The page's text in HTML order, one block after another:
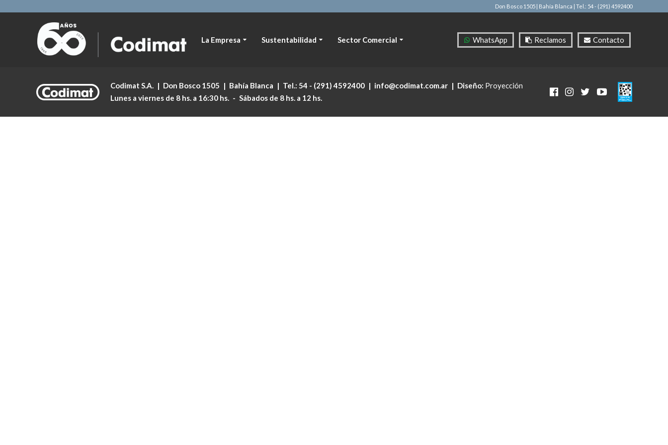
Don Bosco 1505 | Bahía Blanca | Tel.: 54 - (291) 4592400
La Empresa Sustentabilidad Sector Comercial WhatsApp Reclamos Contacto
Codimat S.A. | Don Bosco 1505 | Bahía Blanca | Tel.: 54 - (291) 4592400 | info@codimat.com.ar | Diseño: Proyección
Lunes a viernes de 8 hs. a 16:30 hs. - Sábados de 8 hs. a 12 hs.